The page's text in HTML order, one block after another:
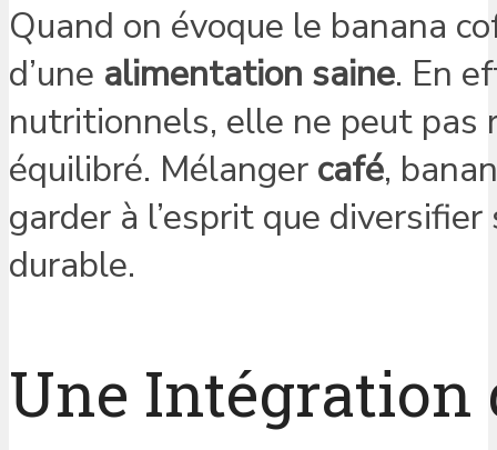
Quand on évoque le banana
d’une alimentation saine. En
nutritionnels, elle ne peut pas
équilibré. Mélanger café,
garder à l’esprit que
durable.
Une Intégration